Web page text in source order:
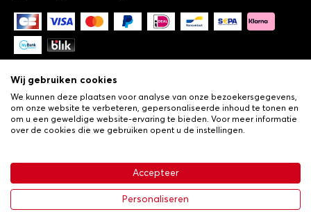
€ 113,43
-25% € 151,24
Algemene verkoopvoorwaarden•Privacy- en cookiebeleid
•Livraison
Wij gebruiken cookies
We kunnen deze plaatsen voor analyse van onze bezoekersgegevens,
om onze website te verbeteren, gepersonaliseerde inhoud te tonen en
om u een geweldige website-ervaring te bieden. Voor meer informatie
over de cookies die we gebruiken opent u de instellingen.
Accepteer
Personaliseren